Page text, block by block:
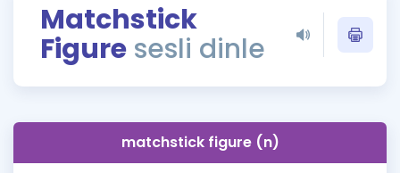
ÖSYM Sınav Takvimi
Kampanyalar
İngilizce Gramer
Matchstick
Figure sesli dinle
matchstick figure (n)